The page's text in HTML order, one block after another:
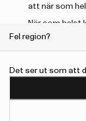
att när som
När som helst
Fel region?
Det ser ut som att